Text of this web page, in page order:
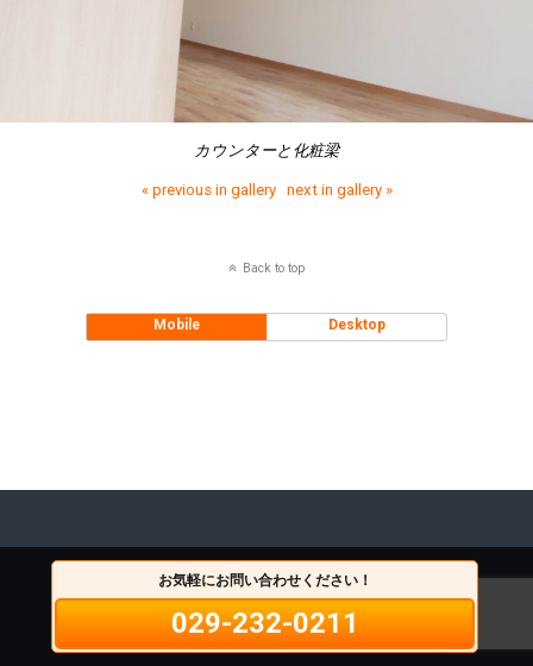
カウンターと化粧梁
« previous in gallery next in gallery »
Back to top
Mobile Desktop
お気軽にお問い合わせください！
029-232-0211